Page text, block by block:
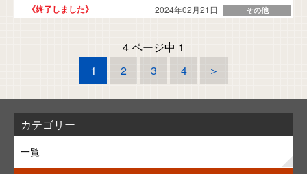
2024年02月21日
4 ページ中 1
1
2 3 4 ＞
カテゴリー
一覧